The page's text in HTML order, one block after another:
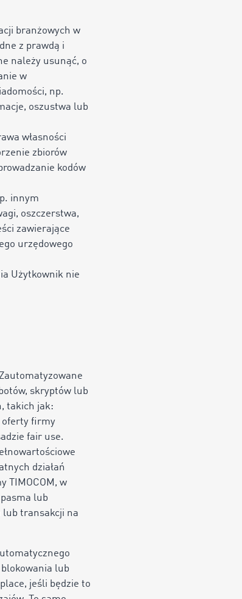
branżowych w
z prawdą i
należy usunąć, o
w
np.
oszustwa lub
własności
zbiorów
kodów
innym
oszczerstwa,
zawierające
urzędowego
Użytkownik nie
skryptów lub
takich jak:
oferty firmy
fair use.
działań
TIMOCOM, w
lub
lub transakcji na
lub
jeśli będzie to